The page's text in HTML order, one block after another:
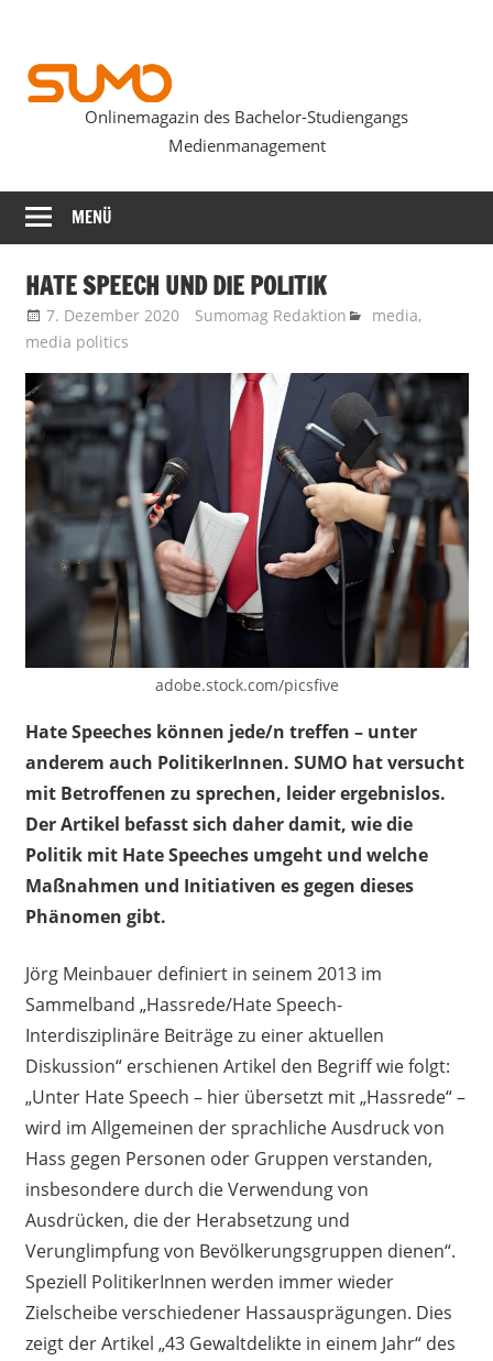
springen
SUMOmag
Onlinemagazin des Bachelor-Studiengangs
Medienmanagement
MENÜ
HATE SPEECH UND DIE POLITIK
7. Dezember 2020 Sumomag Redaktion media,
media politics
adobe.stock.com/picsfive
Hate Speeches können jede/n treffen – unter
anderem auch PolitikerInnen. SUMO hat versucht
mit Betroffenen zu sprechen, leider ergebnislos.
Der Artikel befasst sich daher damit, wie die
Politik mit Hate Speeches umgeht und welche
Maßnahmen und Initiativen es gegen dieses
Phänomen gibt.
Jörg Meinbauerdefiniert in seinem 2013 im
Sammelband „Hassrede/HateSpeech-
Interdisziplinäre Beiträge zu einer aktuellen
Diskussion“ erschienen Artikel den Begriff wie folgt:
„Unter HateSpeech – hier übersetzt mit „Hassrede“ –
wird im Allgemeinen der sprachliche Ausdruck von
Hass gegen Personen oder Gruppen verstanden,
insbesondere durch die Verwendung von
Ausdrücken, die der Herabsetzung und
Verunglimpfung von Bevölkerungsgruppen dienen“.
Speziell PolitikerInnen werden immer wieder
Zielscheibeverschiedener Hassausprägungen. Dies
zeigt derArtikel „43 Gewaltdelikte in einem Jahr“ des